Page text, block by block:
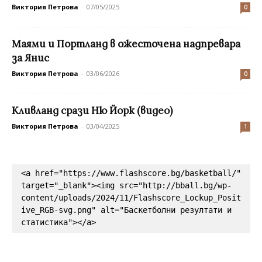
Виктория Петрова - 07/05/2025 0
Маями и Портланд в ожесточена надпревара
за Янис
Виктория Петрова - 03/06/2026 0
Кливланд срази Ню Йорк (видео)
Виктория Петрова - 03/04/2025 1
<a href="https://www.flashscore.bg/basketball/"
target="_blank"><img src="http://bball.bg/wp-
content/uploads/2024/11/Flashscore_Lockup_Posit
ive_RGB-svg.png" alt="Баскетболни резултати и
статистика"></a>